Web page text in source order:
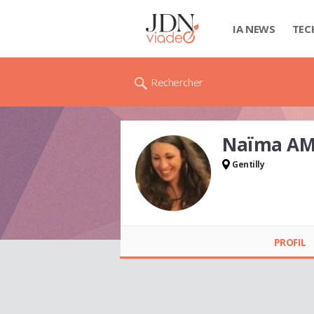
IA NEWS
Rechercher
Naïma
Gentilly
PROFIL